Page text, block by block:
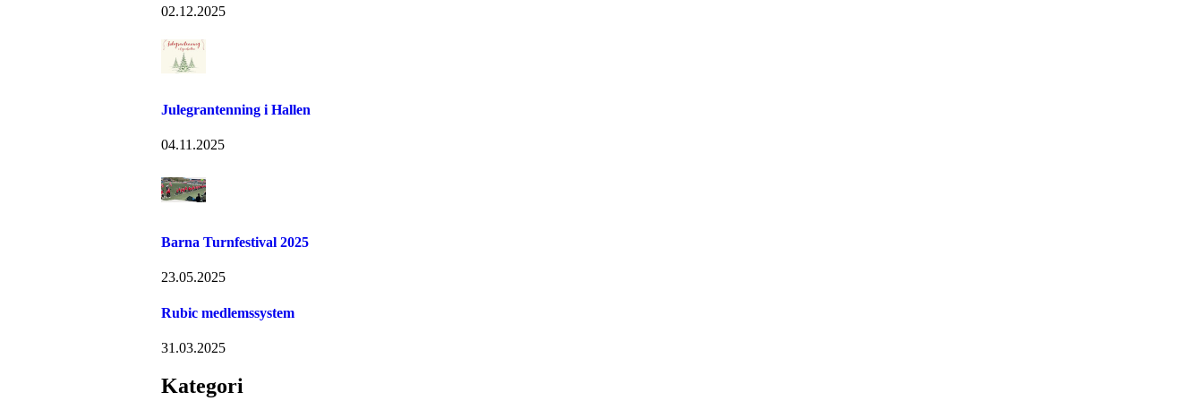
02.12.2025
Julegrantenning i Hallen
04.11.2025
Barna Turnfestival 2025
23.05.2025
Rubic medlemssystem
31.03.2025
Kategori